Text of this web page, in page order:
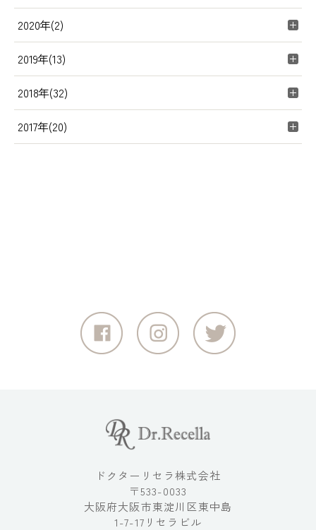
2020年(2)
2019年(13)
2018年(32)
2017年(20)
ドクターリセラ株式会社
〒533-0033
大阪府大阪市東淀川区東中島
1-7-17リセラビル